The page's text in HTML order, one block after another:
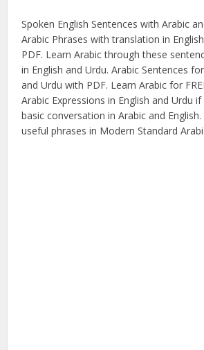
Spoken English Sentences with Arabic
Arabic Phrases with translation in
PDF. Learn Arabic through these
in English and Urdu. Arabic Sentences
and Urdu with PDF. Learn Arabic for
Arabic Expressions in English and Urdu
basic conversation in Arabic and
useful phrases in Modern Standard